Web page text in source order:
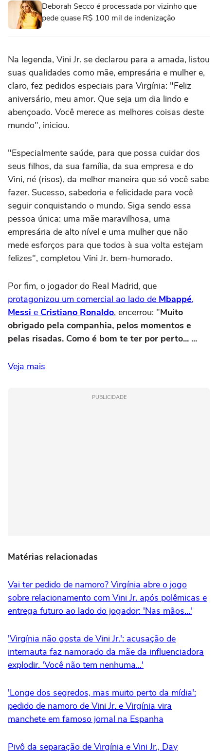
Deborah Secco é processada por vizinho que
pede quase R$ 100 mil de indenização
Na legenda, Vini Jr. se declarou para a amada, listou
suas qualidades como mãe, empresária e mulher e,
claro, fez pedidos especiais para Virgínia: "Feliz
aniversário, meu amor. Que seja um dia lindo e
abençoado. Você merece as melhores coisas deste
mundo", iniciou.
"Especialmente saúde, para que possa cuidar dos
seus filhos, da sua família, da sua empresa e do
Vini, né (risos), da melhor maneira que só você sabe
fazer. Sucesso, sabedoria e felicidade para você
seguir conquistando o mundo. Siga sendo essa
pessoa única: uma mãe maravilhosa, uma
empresária de alto nível e uma mulher que não
mede esforços para que todos à sua volta estejam
felizes", completou Vini Jr. bem-humorado.
Por fim, o jogador do Real Madrid, que
protagonizou um comercial ao lado de Mbappé,
Messi e Cristiano Ronaldo, encerrou: "Muito
obrigado pela companhia, pelos momentos e
pelas risadas. Como é bom te ter por perto... ...
Veja mais
PUBLICIDADE
Matérias relacionadas
Vai ter pedido de namoro? Virgínia abre o jogo
sobre relacionamento com Vini Jr. após polêmicas e
entrega futuro ao lado do jogador: 'Nas mãos...'
'Virgínia não gosta de Vini Jr.': acusação de
internauta faz namorado da mãe da influenciadora
explodir. 'Você não tem nenhuma...'
'Longe dos segredos, mas muito perto da mídia':
pedido de namoro de Vini Jr. e Virgínia vira
manchete em famoso jornal na Espanha
Pivô da separação de Virgínia e Vini Jr., Day